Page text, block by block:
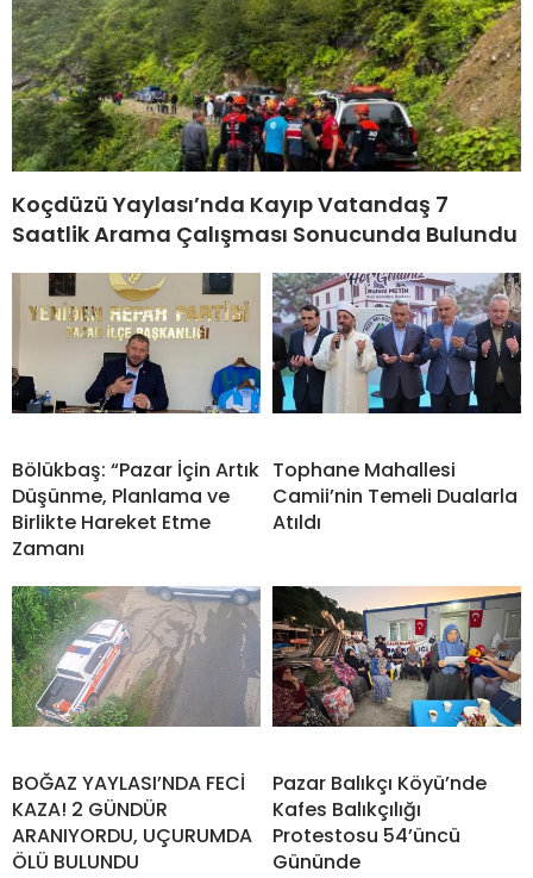
Koçdüzü Yaylası’nda Kayıp Vatandaş 7
Saatlik Arama Çalışması Sonucunda Bulundu
Bölükbaş: “Pazar İçin Artık
Düşünme, Planlama ve
Birlikte Hareket Etme
Zamanı
Tophane Mahallesi
Camii’nin Temeli Dualarla
Atıldı
BOĞAZ YAYLASI’NDA FECİ
KAZA! 2 GÜNDÜR
ARANIYORDU, UÇURUMDA
ÖLÜ BULUNDU
Pazar Balıkçı Köyü’nde
Kafes Balıkçılığı
Protestosu 54’üncü
Gününde